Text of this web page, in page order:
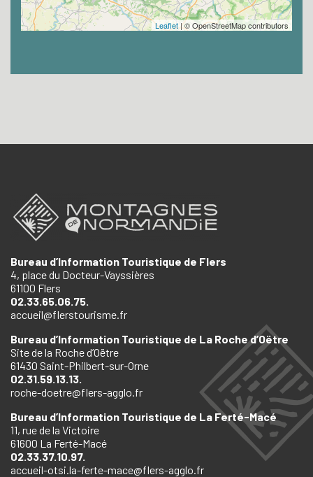
Leaflet| © OpenStreetMap contributors
Bureau d’Information Touristique de Flers
4, place du Docteur-Vayssières
61100 Flers
02.33.65.06.75.
accueil@flerstourisme.fr
Bureau d’Information Touristique de La Roche d’Oëtre
Site de la Roche d’Oëtre
61430 Saint-Philbert-sur-Orne
02.31.59.13.13.
roche-doetre@flers-agglo.fr
Bureau d’Information Touristique de La Ferté-Macé
11, rue de la Victoire
61600 La Ferté-Macé
02.33.37.10.97.
accueil-otsi.la-ferte-mace@flers-agglo.fr